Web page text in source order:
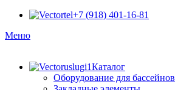
+7 (918) 401-16-81
Меню
Каталог
Оборудование для бассейнов